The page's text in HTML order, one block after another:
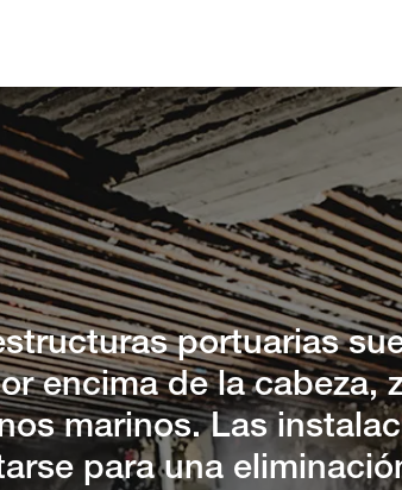
portuarias
encima de la cabeza,
marinos. Las
para una